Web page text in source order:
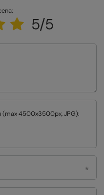
5/5
(max 4500x3500px, JPG):